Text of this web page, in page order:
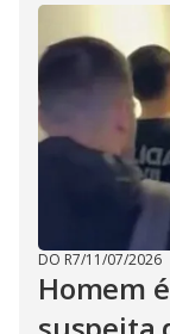
DO R7/11/07/2026
Homem